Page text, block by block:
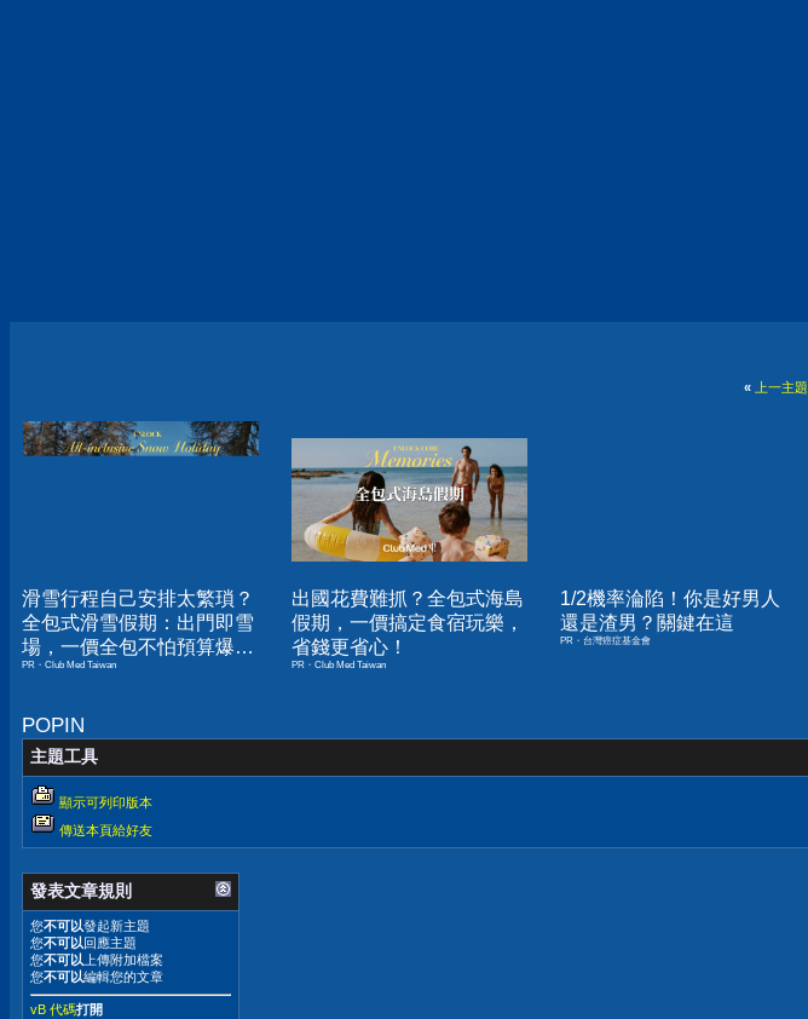
« 上一主題
滑雪行程自己安排太繁瑣？
全包式滑雪假期：出門即雪
場，一價全包不怕預算爆
表！
PR・Club Med Taiwan
出國花費難抓？全包式海島
假期，一價搞定食宿玩樂，
省錢更省心！
PR・Club Med Taiwan
1/2機率淪陷！你是好男人
還是渣男？關鍵在這
PR・台灣癌症基金會
POPIN
主題工具
顯示可列印版本
傳送本頁給好友
發表文章規則
您不可以發起新主題
您不可以回應主題
您不可以上傳附加檔案
您不可以編輯您的文章
vB 代碼打開